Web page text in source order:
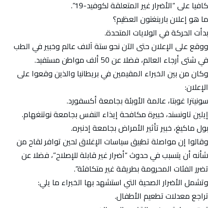
كافيا على “الأضرار غير المتعلقة لكوفيد-19”.
ما هو إعلان بارينغتون العظيم؟
بدأت الحركة في الولايات المتحدة.
ووقع على الإعلان حتى الآن نحو ستة آلاف عالم وخبير في الطب
في شتى أرجاء العالم، فضلا عن 50 ألف مواطن مستفيد.
وكان من بين الخبراء المقيمين في بريطانيا والذين وقعوا على
الإعلان:
سونيترا غوبتا، عالمة الأوبئة بجامعة أكسفورد.
إيلين تاونسند، خبيرة مكافحة إيذاء النفس بجامعة نوتنغهام.
بول ماكيغ، خبير تأثير الأمراض بجامعة إدنبره.
وقالوا إن مواصلة تطبيق سياسات الإغلاق لحين توافر لقاح من
شأنه أن يتسبب في حدوث “أضرار غير قابلة للإصلاح”، فضلا عن
تضرر الفئات المحرومة بطريقة غير متكافئة”.
وتشمل الأضرار الصحية التي استشهد بها الخبراء ما يلي:
تراجع معدلات تطعيم الأطفال.